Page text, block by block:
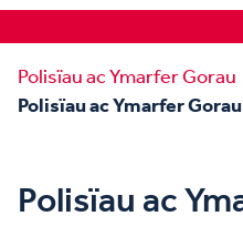
Polisïau ac Ymarfer Gorau
Polisïau ac Ymarfer Gorau
Polisïau ac